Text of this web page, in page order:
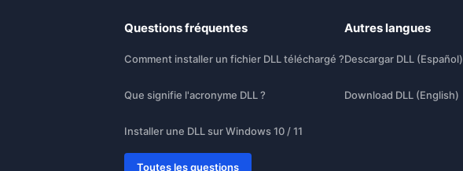
Questions fréquentes
Comment installer un fichier DLL téléchargé ?
Que signifie l'acronyme DLL ?
Installer une DLL sur Windows 10 / 11
Toutes les questions
Autres langues
Descargar DLL (Español)
Download DLL (English)